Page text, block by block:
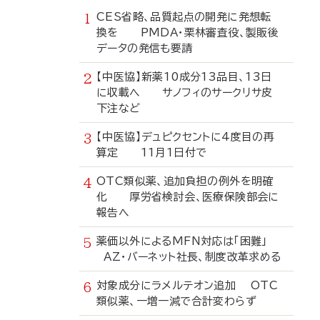
CES省略、品質起点の開発に発想転
換を PMDA・栗林審査役、製販後
データの発信も要請
【中医協】新薬10成分13品目、13日
に収載へ サノフィのサークリサ皮
下注など
【中医協】デュピクセントに4度目の再
算定 11月1日付で
OTC類似薬、追加負担の例外を明確
化 厚労省検討会、医療保険部会に
報告へ
薬価以外によるMFN対応は「困難」
AZ・バーネット社長、制度改革求める
対象成分にラメルテオン追加 OTC
類似薬、一増一減で合計変わらず